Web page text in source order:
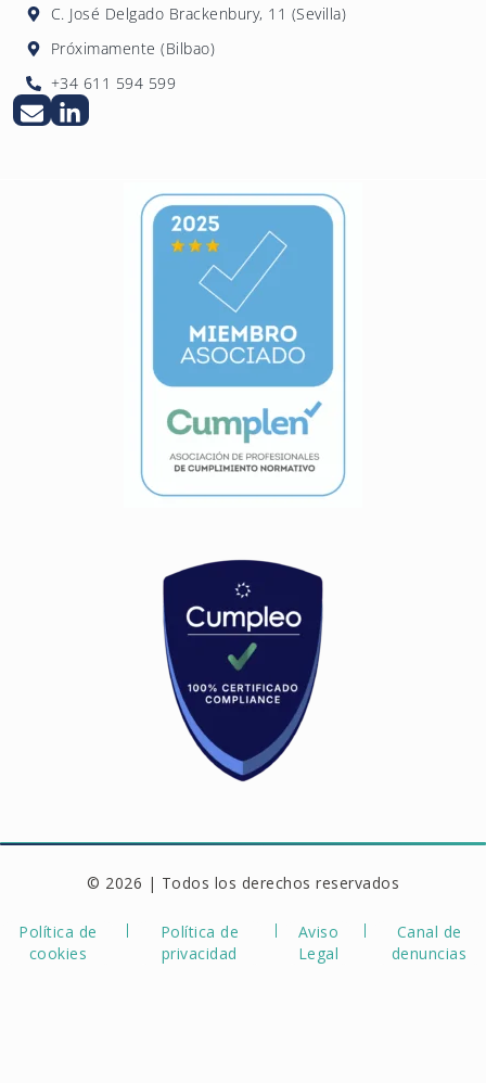
C. José Delgado Brackenbury, 11 (Sevilla)
Próximamente (Bilbao)
+34 611 594 599
© 2026 | Todos los derechos reservados
Política de
cookies
Política de
privacidad
Aviso
Legal
Canal de
denuncias